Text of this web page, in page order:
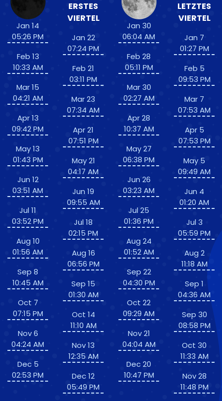
Jan 14
05:26 PM
Feb 13
10:33 AM
Mar 15
04:21 AM
Apr 13
09:42 PM
May 13
01:43 PM
Jun 12
03:51 AM
Jul 11
03:52 PM
Aug 10
01:56 AM
Sep 8
10:45 AM
Oct 7
07:15 PM
Nov 6
04:24 AM
Dec 5
02:53 PM
ERSTES
VIERTEL
Jan 22
07:24 PM
Feb 21
03:11 PM
Mar 23
07:34 AM
Apr 21
07:51 PM
May 21
04:17 AM
Jun 19
09:55 AM
Jul 18
02:15 PM
Aug 16
06:56 PM
Sep 15
01:30 AM
Oct 14
11:10 AM
Nov 13
12:35 AM
Dec 12
05:49 PM
Jan 30
06:04 AM
Feb 28
05:11 PM
Mar 30
02:27 AM
Apr 28
10:37 AM
May 27
06:38 PM
Jun 26
03:23 AM
Jul 25
01:36 PM
Aug 24
01:52 AM
Sep 22
04:30 PM
Oct 22
09:29 AM
Nov 21
04:04 AM
Dec 20
10:47 PM
LETZTES
VIERTEL
Jan 7
01:27 PM
Feb 5
09:53 PM
Mar 7
07:53 AM
Apr 5
07:53 PM
May 5
09:49 AM
Jun 4
01:20 AM
Jul 3
05:59 PM
Aug 2
11:18 AM
Sep 1
04:36 AM
Sep 30
08:58 PM
Oct 30
11:33 AM
Nov 28
11:48 PM